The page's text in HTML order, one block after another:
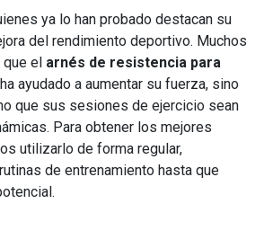
ya lo han probado destacan su
del rendimiento deportivo. Muchos
que el arnés de resistencia para
ayudado a aumentar su fuerza, sino
que sus sesiones de ejercicio sean
Para obtener los mejores
utilizarlo de forma regular,
de entrenamiento hasta que